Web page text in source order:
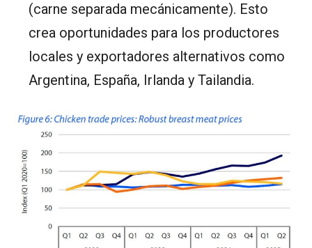
(carne separada mecánicamente). Esto
crea oportunidades para los productores
locales y exportadores alternativos como
Argentina, España, Irlanda y Tailandia.